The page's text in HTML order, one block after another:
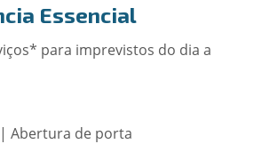
Essencial
para imprevistos do dia a
Abertura de porta